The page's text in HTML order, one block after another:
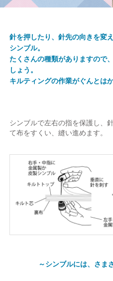
針を押したり、針先の向きを変
シンブル。
たくさんの種類がありますので
しょう。
キルティングの作業がぐんとはか
シンブルで左右の指を保護し、
て布をすくい、縫い進めます。
～シンブルには、さま